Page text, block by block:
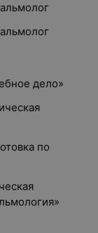
дело»
по